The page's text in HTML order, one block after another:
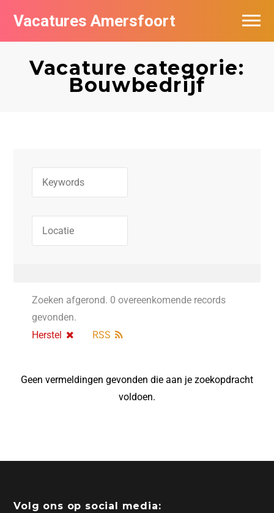
Vacatures Amersfoort
Vacature categorie:
Bouwbedrijf
Zoeken afgerond. 0 overeenkomende records
gevonden.
Herstel
RSS
Geen vermeldingen gevonden die aan je zoekopdracht
voldoen.
Volg ons op social media:
Vacatures per bedrijf
De populairste vacatures in Amersfoort